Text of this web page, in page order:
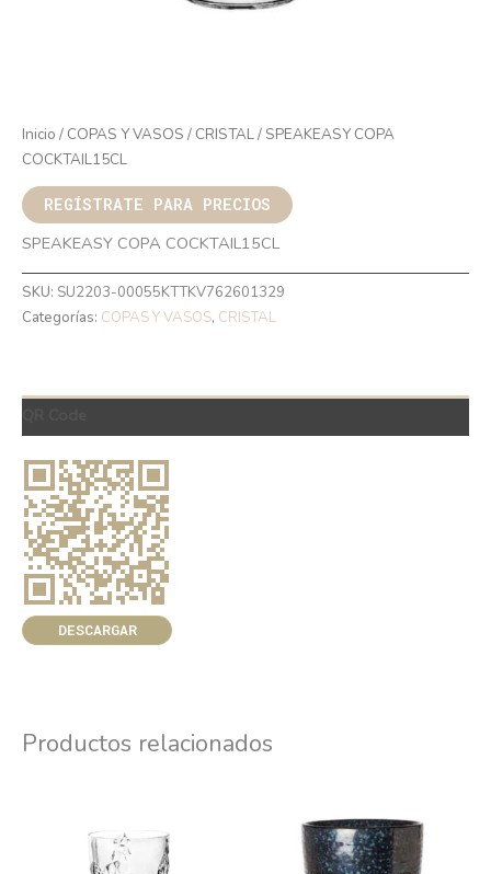
Inicio / COPAS Y VASOS / CRISTAL/ SPEAKEASY COPA
COCKTAIL15CL
REGÍSTRATE PARA PRECIOS
SPEAKEASY COPA COCKTAIL15CL
SKU: SU2203-00055KTTKV762601329
Categorías: COPAS Y VASOS, CRISTAL
DESCARGAR
Productos relacionados